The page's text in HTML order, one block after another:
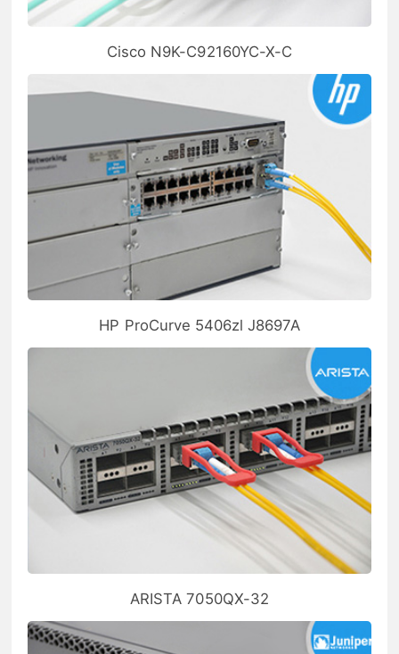
Cisco N9K-C92160YC-X-C
HP ProCurve 5406zl J8697A
ARISTA 7050QX-32